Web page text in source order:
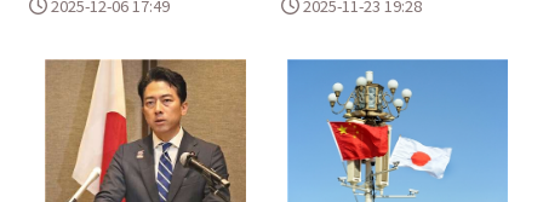
2025-12-06 17:49 2025-11-23 19:28